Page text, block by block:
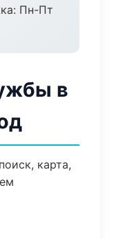
Пн-Пт
в
карта,